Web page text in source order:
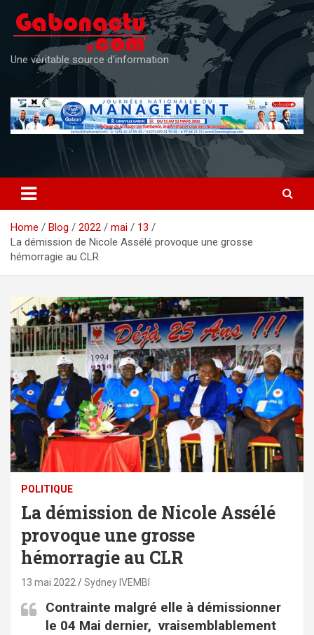
content
Une véritable source d'information
Home Blog 2022 mai
13
La démission de Nicole Assélé provoque une grosse
hémorragie au CLR
POLITIQUE
La démission de Nicole Assélé
provoque une grosse
hémorragie au CLR
13 mai 2022 Sydney IVEMBI
Contrainte malgré elle à démissionner
le 04 Mai dernier, vraisemblablement